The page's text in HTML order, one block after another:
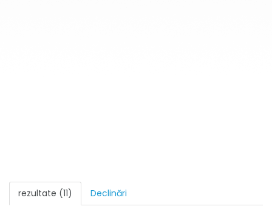
rezultate (11) Declinări